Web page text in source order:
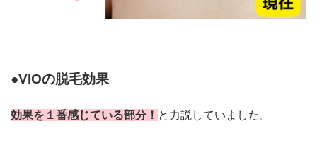
●VIOの脱毛効果
効果を１番感じている部分！ と力説していました。